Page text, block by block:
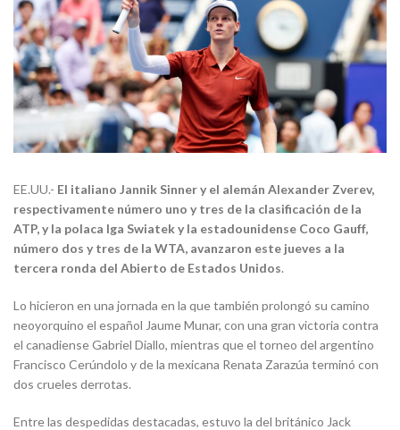
EE.UU.- El italiano Jannik Sinner y el alemán Alexander Zverev,
respectivamente número uno y tres de la clasificación de la
ATP, y la polaca Iga Swiatek y la estadounidense Coco Gauff,
número dos y tres de la WTA, avanzaron este jueves a la
tercera ronda del Abierto de Estados Unidos.
Lo hicieron en una jornada en la que también prolongó su camino
neoyorquino el español Jaume Munar, con una gran victoria contra
el canadiense Gabriel Diallo, mientras que el torneo del argentino
Francisco Cerúndolo y de la mexicana Renata Zarazúa terminó con
dos crueles derrotas.
Entre las despedidas destacadas, estuvo la del británico Jack